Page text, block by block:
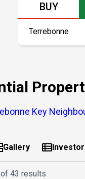
BUY
Key
Gallery Investor
43 results